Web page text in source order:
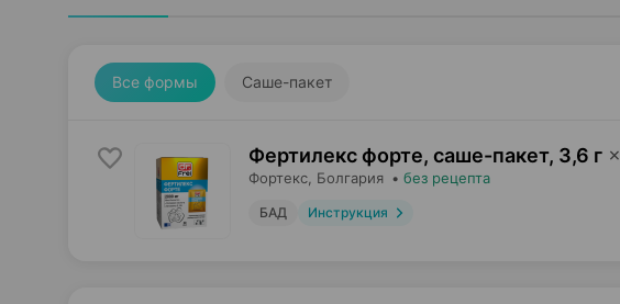
Все формы Саше-пакет
Фертилекс форте, саше-пакет, 3,6 г ×
Фортекс , Болгария • без рецепта
БАД Инструкция